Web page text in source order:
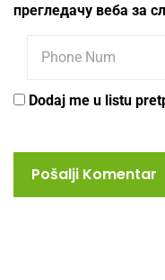
прегледачу веба за
Dodaj me u listu